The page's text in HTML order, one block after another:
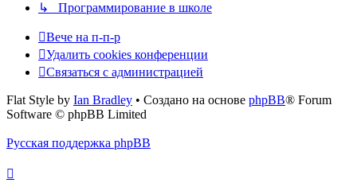
↳ Программирование в школе
Вече на п-п-р
Удалить cookies конференции
Связаться с администрацией
Flat Style by Ian Bradley • Создано на основе phpBB® Forum
Software © phpBB Limited
Русская поддержка phpBB